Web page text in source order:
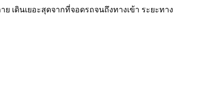
เดินเยอะสุดจากที่จอดรถจนถึงทางเข้า ระยะทาง